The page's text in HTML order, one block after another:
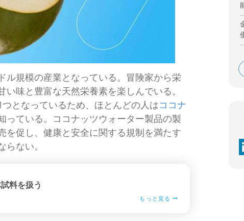
ル規模の産業となっている。冒険家から栄
味と豊富な天然栄養素を楽しんでいる。
となっているため、ほとんどの人はココナ
っている。ココナッツウォーター製品の製
促し、健康と安全に関する規制を満たす
ない。
料を扱う
もっと見る